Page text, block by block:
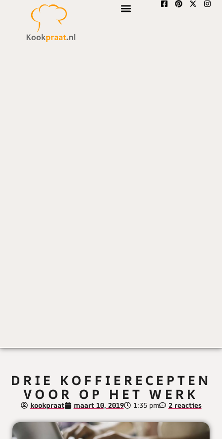
DRIE KOFFIERECEPTEN
VOOR OP HET WERK
kookpraat maart 10, 2019 1:35 pm 2 reacties